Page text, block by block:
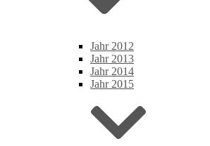
Jahr 2012
Jahr 2013
Jahr 2014
Jahr 2015